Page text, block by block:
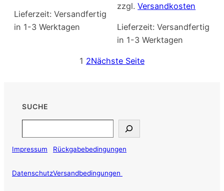
Lieferzeit: Versandfertig
in 1-3 Werktagen
zzgl.Versandkosten
Lieferzeit:Versandfertig
in 1-3 Werktagen
1 2Nächste Seite
SUCHE
Impressum
Datenschutz
Rückgabebedingungen
Versandbedingungen